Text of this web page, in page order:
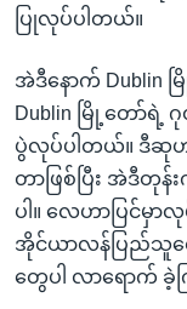
ပြုလုပ်ပါတယ်။
အဲဒီနောက် Dublin မ
Dublin မြို့တော်ရဲ့
ပွဲလုပ်ပါတယ်။ ဒီဆုဟ
တာဖြစ်ပြီး အဲဒီတု
ပါ။ လေဟာပြင်မှာ
အိုင်ယာလန်ပြည်သူတွေ
တွေပါ လာရောက် ခဲ့